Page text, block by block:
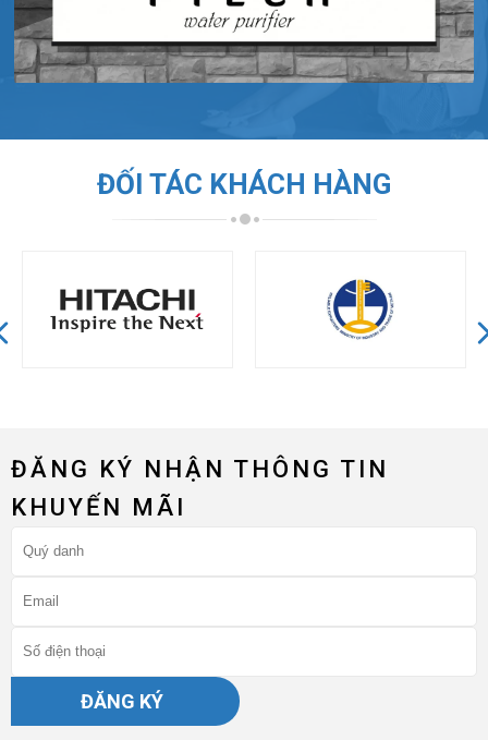
ĐỐI TÁC KHÁCH HÀNG
ĐĂNG KÝ NHẬN THÔNG TIN
KHUYẾN MÃI
ĐĂNG KÝ